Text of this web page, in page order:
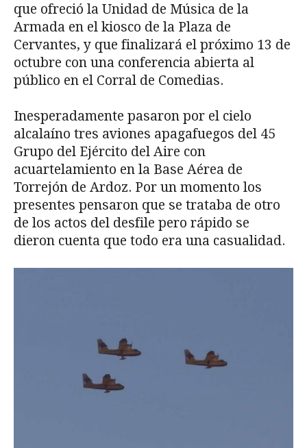
que ofreció la Unidad de Música de la
Armada en el kiosco de la Plaza de
Cervantes, y que finalizará el próximo 13 de
octubre con una conferencia abierta al
público en el Corral de Comedias.
Inesperadamente pasaron por el cielo
alcalaíno tres aviones apagafuegos del 45
Grupo del Ejército del Aire con
acuartelamiento en la Base Aérea de
Torrejón de Ardoz. Por un momento los
presentes pensaron que se trataba de otro
de los actos del desfile pero rápido se
dieron cuenta que todo era una casualidad.